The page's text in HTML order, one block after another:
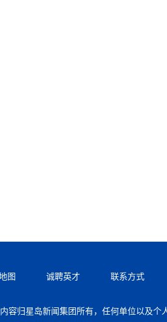
图 诚聘英才 联系方式
容归星岛新闻集团所有，任何单位以及个